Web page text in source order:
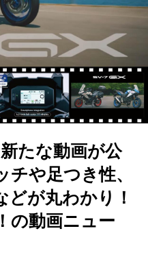
たな動画が公
チや足つき性、
どが丸わかり！
の動画ニュー